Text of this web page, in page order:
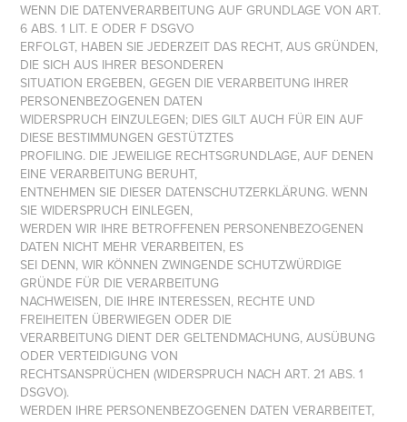
WENN DIE DATENVERARBEITUNG AUF GRUNDLAGE VON ART.
6 ABS. 1 LIT. E ODER F DSGVO
ERFOLGT, HABEN SIE JEDERZEIT DAS RECHT, AUS GRÜNDEN,
DIE SICH AUS IHRER BESONDEREN
SITUATION ERGEBEN, GEGEN DIE VERARBEITUNG IHRER
PERSONENBEZOGENEN DATEN
WIDERSPRUCH EINZULEGEN; DIES GILT AUCH FÜR EIN AUF
DIESE BESTIMMUNGEN GESTÜTZTES
PROFILING. DIE JEWEILIGE RECHTSGRUNDLAGE, AUF DENEN
EINE VERARBEITUNG BERUHT,
ENTNEHMEN SIE DIESER DATENSCHUTZERKLÄRUNG. WENN
SIE WIDERSPRUCH EINLEGEN,
WERDEN WIR IHRE BETROFFENEN PERSONENBEZOGENEN
DATEN NICHT MEHR VERARBEITEN, ES
SEI DENN, WIR KÖNNEN ZWINGENDE SCHUTZWÜRDIGE
GRÜNDE FÜR DIE VERARBEITUNG
NACHWEISEN, DIE IHRE INTERESSEN, RECHTE UND
FREIHEITEN ÜBERWIEGEN ODER DIE
VERARBEITUNG DIENT DER GELTENDMACHUNG, AUSÜBUNG
ODER VERTEIDIGUNG VON
RECHTSANSPRÜCHEN (WIDERSPRUCH NACH ART. 21 ABS. 1
DSGVO).
WERDEN IHRE PERSONENBEZOGENEN DATEN VERARBEITET,